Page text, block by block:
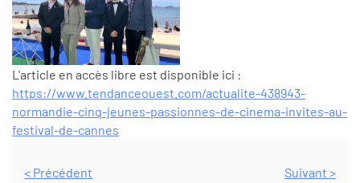
L'article en accès libre est disponible ici :
https://www.tendanceouest.com/actualite-438943-
normandie-cinq-jeunes-passionnes-de-cinema-invites-au-
festival-de-cannes
< Précédent Suivant >